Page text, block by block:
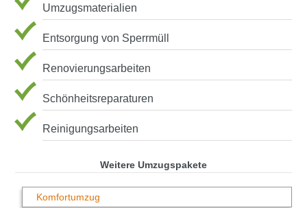
Umzugsmaterialien
Entsorgung von Sperrmüll
Renovierungsarbeiten
Schönheitsreparaturen
Reinigungsarbeiten
Weitere Umzugspakete
Komfortumzug